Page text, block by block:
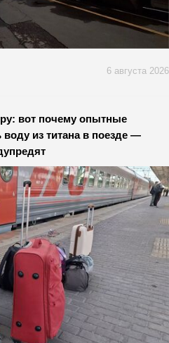
6 августа 2026
вот почему опытные
из титана в поезде —